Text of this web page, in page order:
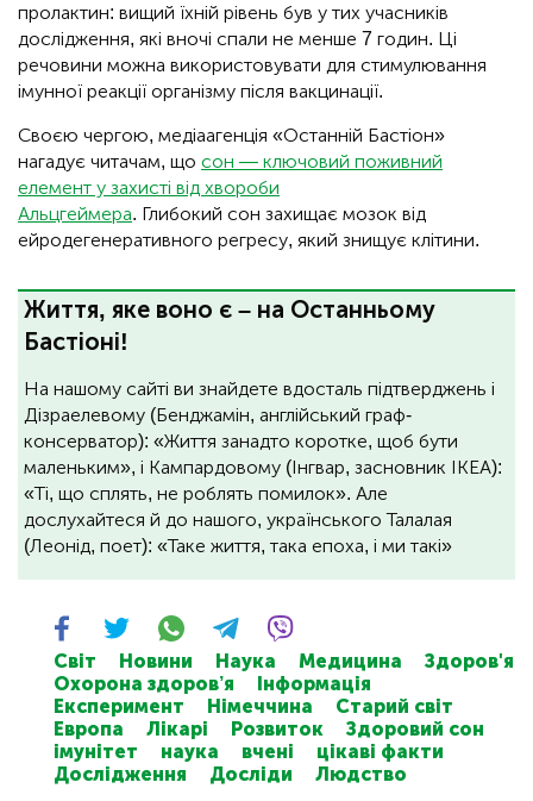
пролактин: вищий їхній рівень був у тих учасників
дослідження, які вночі спали не менше 7 годин. Ці
речовини можна використовувати для стимулювання
імунної реакції організму після вакцинації.
Своєю чергою, медіаагенція «Останній Бастіон»
нагадує читачам, що сон — ключовий поживний
елемент у захисті від хвороби
Альцгеймера. Глибокий сон захищає мозок від
ейродегенеративного регресу, який знищує клітини.
Життя, яке воно є – на Останньому
Бастіоні!
На нашому сайті ви знайдете вдосталь підтверджень і
Дізраелевому (Бенджамін, англійський граф-
консерватор): «Життя занадто коротке, щоб бути
маленьким», і Кампардовому (Інгвар, засновник ІКЕА):
«Ті, що сплять, не роблять помилок». Але
дослухайтеся й до нашого, українського Талалая
(Леонід, поет): «Таке життя, така епоха, і ми такі»
Світ Новини Наука Медицина
Здоров'я
Охорона здоров’я
Інформація
Експеримент
Німеччина
Старий світ
Европа
Лікарі Розвиток
Здоровий сон
імунітет
наука вчені
цікаві факти
Дослідження
Досліди Людство